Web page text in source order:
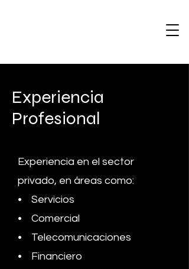
Experiencia
Profesional
Experiencia en el sector
privado, en áreas como:
• Servicios
• Comercial
• Telecomunicaciones
• Financiero